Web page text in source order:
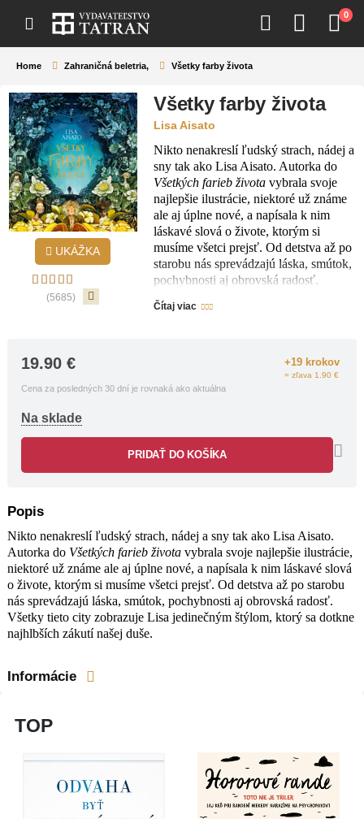
0
Home Zahraničná beletria, Všetky farby života
UKÁŽKA
(5685)
Všetky farby života
Lisa Aisato
Nikto nenakreslí ľudský strach, nádej a
sny tak ako Lisa Aisato. Autorka do
Všetkých farieb života vybrala svoje
najlepšie ilustrácie, niektoré už známe
ale aj úplne nové, a napísala k nim
láskavé slová o živote, ktorým si
musíme všetci prejsť. Od detstva až po
starobu nás sprevádzajú láska, smútok,
pochybnosti aj obrovská radosť.
jedinečným štýlom, ktorý sa dotkne
Čítaj viac
19.90€
Cena za posledných 30 dní je rovnaká ako aktuálna
+19 krokov
= zľava 1.90 €
Na sklade
PRIDAŤ DO KOŠÍKA
Popis
Nikto nenakreslí ľudský strach, nádej a sny tak ako Lisa Aisato.
Autorka do Všetkých farieb života vybrala svoje najlepšie ilustrácie,
niektoré už známe ale aj úplne nové, a napísala k nim láskavé slová
o živote, ktorým si musíme všetci prejsť. Od detstva až po starobu
nás sprevádzajú láska, smútok, pochybnosti aj obrovská radosť.
Všetky tieto city zobrazuje Lisa jedinečným štýlom, ktorý sa dotkne
najhlbších zákutí našej duše.
Informácie
TOP